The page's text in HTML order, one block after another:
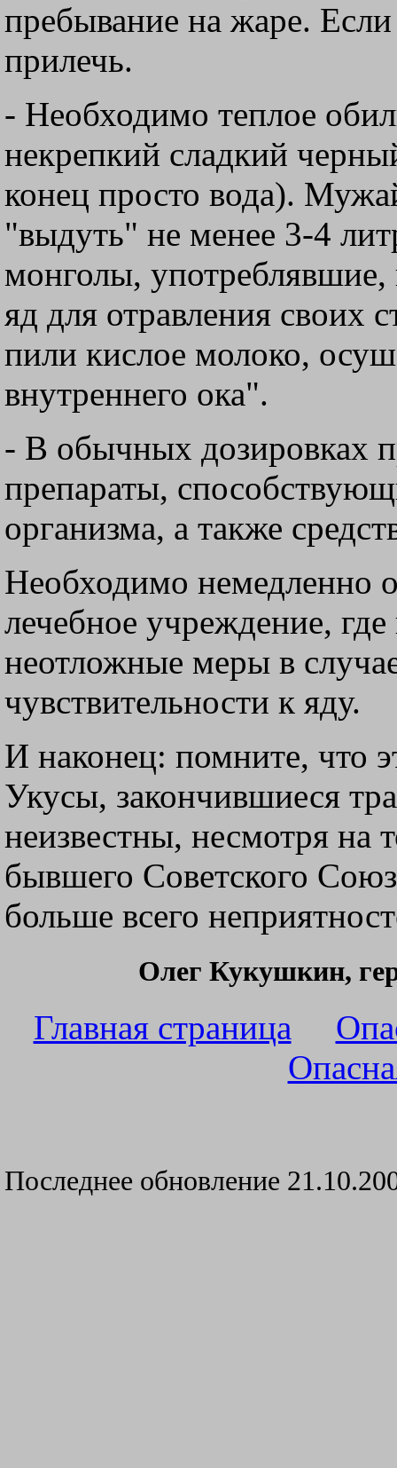
пребывание на жаре.
прилечь.
- Необходимо теплое
некрепкий сладкий
конец просто вода).
"выдуть" не менее 3-4
монголы,
яд для отравления своих
пили кислое молоко,
внутреннего ока".
- В обычных дозировках
препараты,
организма, а также
Необходимо немедленно
лечебное учреждение,
неотложные меры в
чувствительности к яду.
И наконец: помните, что
Укусы, закончившиеся
неизвестны, несмотря на
бывшего Советского
больше всего
Олег Кукушкин,
Главная страница
Последнее обновление